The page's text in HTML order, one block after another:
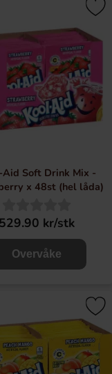
Aid Soft Drink Mix -
x 48st (hel låda)
529.90 kr/stk
Overvåke